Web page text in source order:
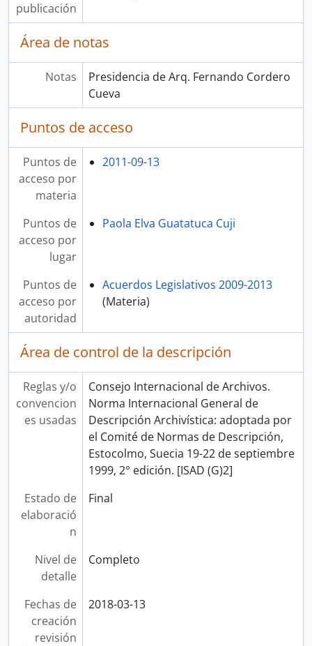
publicación
Área de notas
Notas
Presidencia de Arq. Fernando Cordero
Cueva
Puntos de acceso
Puntos de
acceso por
materia
2011-09-13
Puntos de
acceso por
lugar
Paola Elva Guatatuca Cuji
Puntos de
acceso por
autoridad
Acuerdos Legislativos 2009-2013
(Materia)
Área de control de la descripción
Reglas y/o
convencion
es usadas
Consejo Internacional de Archivos.
Norma Internacional General de
Descripción Archivística: adoptada por
el Comité de Normas de Descripción,
Estocolmo, Suecia 19-22 de septiembre
1999, 2° edición. [ISAD (G)2]
Estado de
elaboració
n
Final
Nivel de
detalle
Completo
Fechas de
creación
revisión
2018-03-13